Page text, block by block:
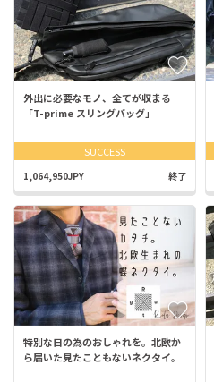
外出に必要なモノ、全てが収まる
「T-prime スリングバッグ」
SUCCESS
1,064,950JPY 終了
特別な日の為のおしゃれを。北欧か
ら届いた見たこともないネクタイ。